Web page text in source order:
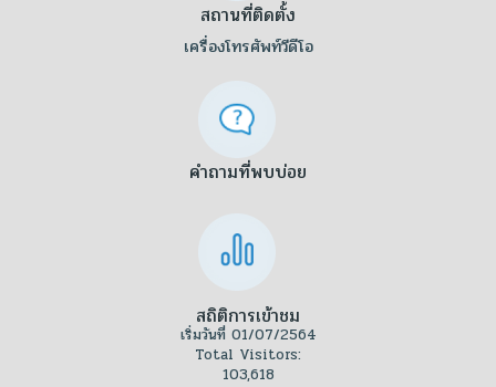
สถานที่ติดตั้ง
เครื่องโทรศัพท์วีดีโอ
คำถามที่พบบ่อย
สถิติการเข้าชม
เริ่มวันที่ 01/07/2564
Total Visitors:
103,618